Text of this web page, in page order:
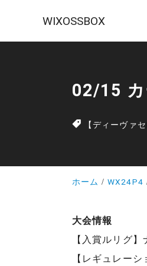
WIXOSSBOX
02/15 カ
【ディーヴァ
ホーム WX24P4
大会情報
【入賞ルリグ
【レギュレー